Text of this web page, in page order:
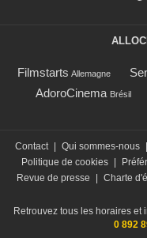
Filmstarts Allemagne
AdoroCinema Brésil
Contact | Qui sommes-nous |
Politique de cookies |
Revue de presse
| Charte
Retrouvez tous les horaires et
0 892